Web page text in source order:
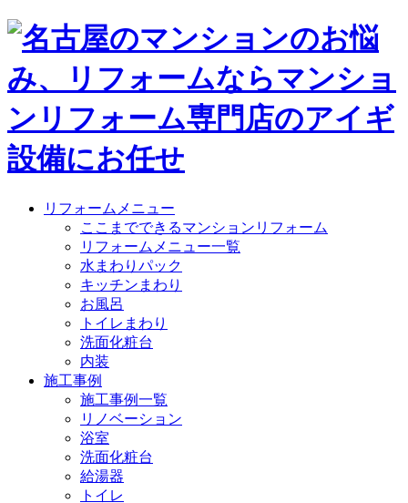
リフォームメニュー
ここまでできるマンションリフォーム
リフォームメニュー一覧
水まわりパック
キッチンまわり
お風呂
トイレまわり
洗面化粧台
内装
施工事例
施工事例一覧
リノベーション
浴室
洗面化粧台
給湯器
トイレ